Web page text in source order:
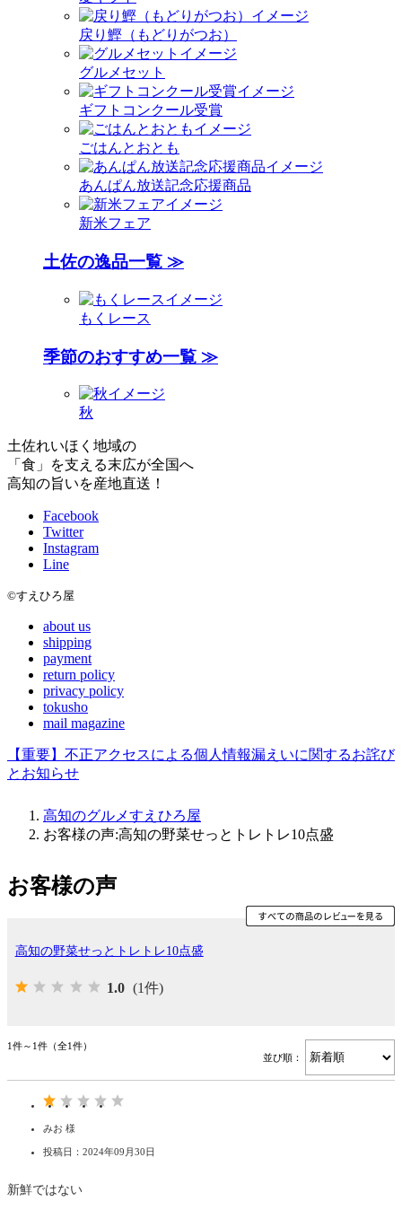
戻り鰹（もどりがつお）
グルメセット
ギフトコンクール受賞
ごはんとおとも
あんぱん放送記念応援商品
新米フェア
土佐の逸品一覧 ≫
もくレース
季節のおすすめ一覧 ≫
秋
土佐れいほく地域の
「食」を支える末広が全国へ
高知の旨いを産地直送！
Facebook
Twitter
Instagram
Line
©すえひろ屋
about us
shipping
payment
return policy
privacy policy
tokusho
mail magazine
【重要】不正アクセスによる個人情報漏えいに関するお詫び
とお知らせ
高知のグルメすえひろ屋
お客様の声:高知の野菜せっとトレトレ10点盛
お客様の声
高知の野菜せっとトレトレ10点盛
1.0 (1件)
1件～1件（全1件）
並び順：
みお 様
投稿日：2024年09月30日
新鮮ではない